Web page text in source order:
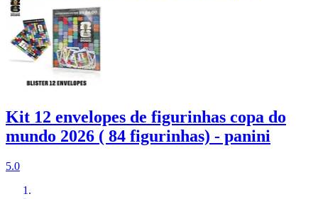
Kit 12 envelopes de figurinhas copa do
mundo 2026 ( 84 figurinhas) - panini
5.0